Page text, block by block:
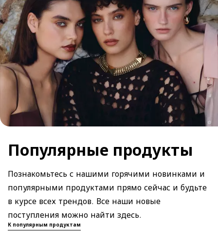
Популярные продукты
Познакомьтесь с нашими горячими новинками и
популярными продуктами прямо сейчас и будьте
в курсе всех трендов. Все наши новые
поступления можно найти здесь.
К популярным продуктам